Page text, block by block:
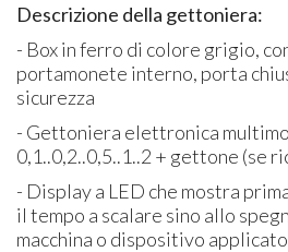
Descrizione della gettoniera:
- Box in ferro di colore grigio,
portamonete interno, porta
sicurezza
- Gettoniera elettronica
0,1..0,2..0,5..1..2 + gettone (se
- Display a LED che mostra
il tempo a scalare sino allo
macchina o dispositivo applicato